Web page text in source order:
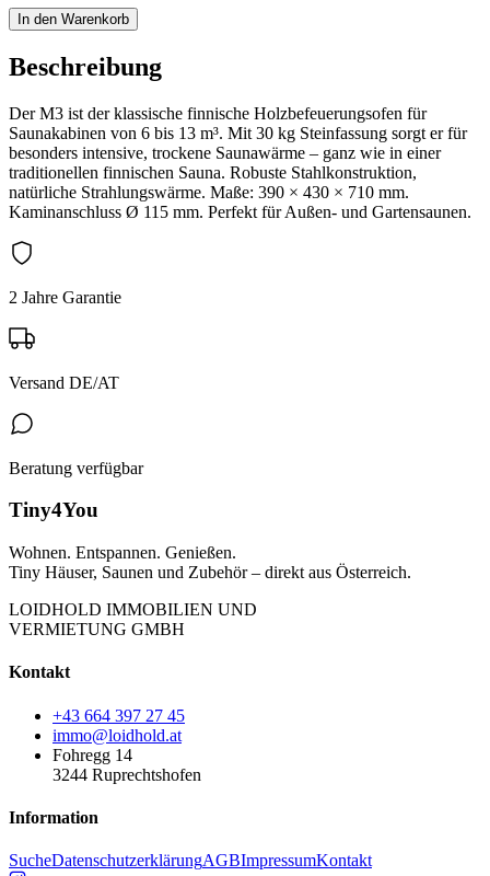
In den Warenkorb
Beschreibung
Der M3 ist der klassische finnische Holzbefeuerungsofen für
Saunakabinen von 6 bis 13 m³. Mit 30 kg Steinfassung sorgt er für
besonders intensive, trockene Saunawärme – ganz wie in einer
traditionellen finnischen Sauna. Robuste Stahlkonstruktion,
natürliche Strahlungswärme. Maße: 390 × 430 × 710 mm.
Kaminanschluss Ø 115 mm. Perfekt für Außen- und Gartensaunen.
2 Jahre Garantie
Versand DE/AT
Beratung verfügbar
Tiny4You
Wohnen. Entspannen. Genießen.
Tiny Häuser, Saunen und Zubehör – direkt aus Österreich.
LOIDHOLD IMMOBILIEN UND
VERMIETUNG GMBH
Kontakt
+43 664 397 27 45
immo@loidhold.at
Fohregg 14
3244 Ruprechtshofen
Information
SucheDatenschutzerklärungAGBImpressumKontakt